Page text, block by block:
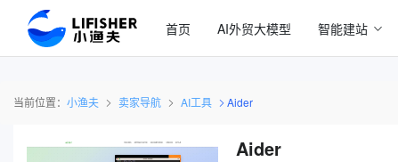
首页 AI外贸大模型 智能建站
当前位置： 小渔夫 卖家导航 AI工具 Aider
Aider